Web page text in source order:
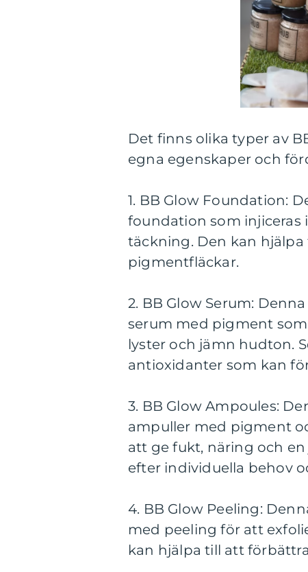
Det finns olika typer av
egna egenskaper och
1. BB Glow Foundation:
foundation som
täckning. Den kan
pigmentfläckar.
2. BB Glow Serum:
serum med pigment
lyster och jämn hudton.
antioxidanter som kan
3. BB Glow Ampoules:
ampuller med pigment
att ge fukt, näring och
efter individuella behov
4. BB Glow Peeling:
med peeling för att
kan hjälpa till att